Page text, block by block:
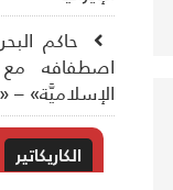
حاكم
اصطفافه مع
الإسلاميَّة» –
الكاريكاتير